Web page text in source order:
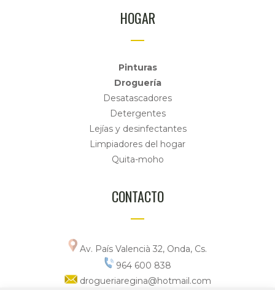
HOGAR
Pinturas
Droguería
Desatascadores
Detergentes
Lejías y desinfectantes
Limpiadores del hogar
Quita-moho
CONTACTO
Av. País Valencià 32, Onda, Cs.
964 600 838
drogueriaregina@hotmail.com